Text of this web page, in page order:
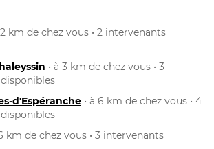
2 km de chez vous • 2 intervenants
• à 3 km de chez vous • 3
d'Espéranche • à 6 km de chez vous • 4
km de chez vous • 3 intervenants